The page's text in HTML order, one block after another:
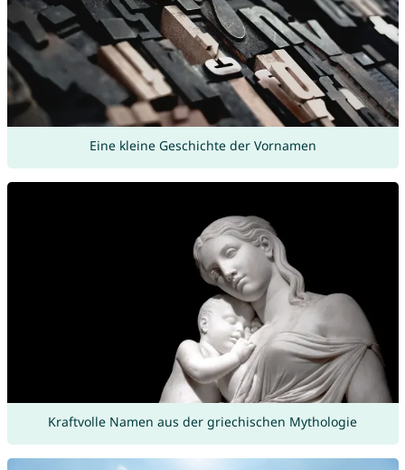
Eine kleine Geschichte der Vornamen
Kraftvolle Namen aus der griechischen Mythologie